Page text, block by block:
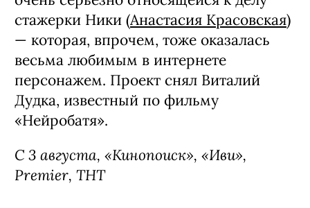
Сериал «Коп-звезда», премьера (16+)
Комедия о майоре полиции Китаеве
(Никита Панфилов), слегка потерявшем
него свалилась популярность в
соцсетях. Баланс медийности и